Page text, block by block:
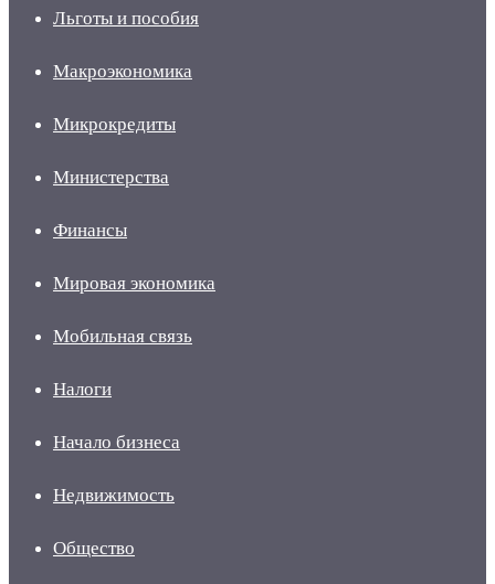
Льготы и пособия
Макроэкономика
Микрокредиты
Министерства
Финансы
Мировая экономика
Мобильная связь
Налоги
Начало бизнеса
Недвижимость
Общество